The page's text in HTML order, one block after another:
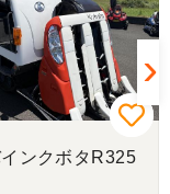
ました。また希
ますのでよろし
ンクボタR325